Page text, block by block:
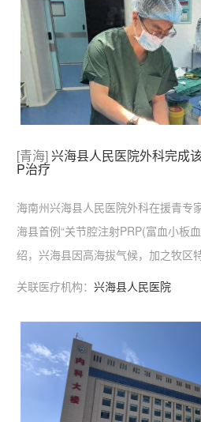
[青海]兴海县人民医院外科完成
P治疗
海南州兴海县人民医院外科在援青专
海县首例“关节腔注射PRP(富血小板
绍，兴海县因高海拔气候，加之牧区
者很常见，所以推动本地区膝关节病
阶梯化标准治
关联医疗机构： 兴海县人民医院